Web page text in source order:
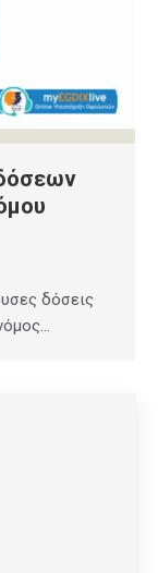
δόσεις